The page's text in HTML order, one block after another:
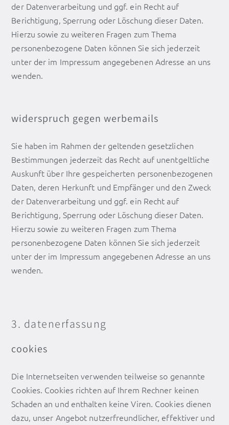
der Datenverarbeitung und ggf. ein Recht auf
Berichtigung, Sperrung oder Löschung dieser Daten.
Hierzu sowie zu weiteren Fragen zum Thema
personenbezogene Daten können Sie sich jederzeit
unter der im Impressum angegebenen Adresse an uns
wenden.
widerspruch gegen werbemails
Sie haben im Rahmen der geltenden gesetzlichen
Bestimmungen jederzeit das Recht auf unentgeltliche
Auskunft über Ihre gespeicherten personenbezogenen
Daten, deren Herkunft und Empfänger und den Zweck
der Datenverarbeitung und ggf. ein Recht auf
Berichtigung, Sperrung oder Löschung dieser Daten.
Hierzu sowie zu weiteren Fragen zum Thema
personenbezogene Daten können Sie sich jederzeit
unter der im Impressum angegebenen Adresse an uns
wenden.
3. datenerfassung
cookies
Die Internetseiten verwenden teilweise so genannte
Cookies. Cookies richten auf Ihrem Rechner keinen
Schaden an und enthalten keine Viren. Cookies dienen
dazu, unser Angebot nutzerfreundlicher, effektiver und